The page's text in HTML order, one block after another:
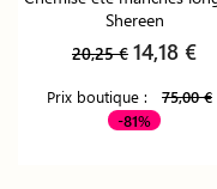
Shereen
20,25 € 14,18 €
Prix boutique :
75,00 €
-81%